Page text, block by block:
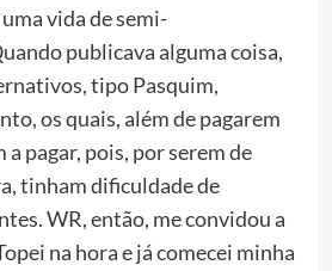
vida de semi-
publicava alguma coisa,
tipo Pasquim,
os quais, além de pagarem
pagar, pois, por serem de
tinham dificuldade de
WR, então, me convidou a
na hora e já comecei minha